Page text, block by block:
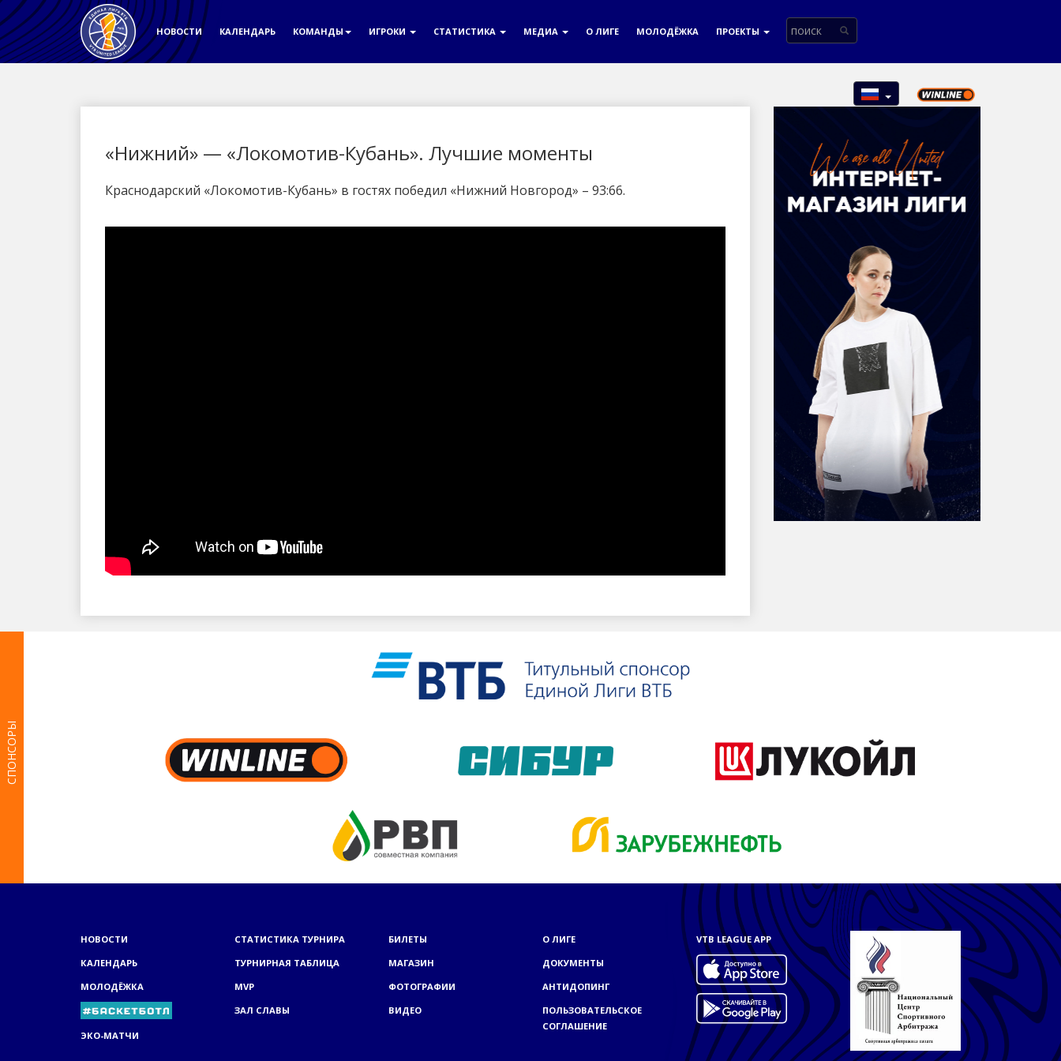
НОВОСТИ КАЛЕНДАРЬ КОМАНДЫ ИГРОКИ СТАТИСТИКА МЕДИА О ЛИГЕ МОЛОДЁЖКА ПРОЕКТЫ
«Нижний» — «Локомотив-Кубань». Лучшие моменты
Краснодарский «Локомотив-Кубань» в гостях победил «Нижний Новгород» – 93:66.
СПОНСОРЫ
НОВОСТИ
КАЛЕНДАРЬ
МОЛОДЁЖКА
ЭКО-МАТЧИ
СТАТИСТИКА ТУРНИРА
ТУРНИРНАЯ ТАБЛИЦА
MVP
ЗАЛ СЛАВЫ
БИЛЕТЫ
МАГАЗИН
ФОТОГРАФИИ
ВИДЕО
О ЛИГЕ
ДОКУМЕНТЫ
АНТИДОПИНГ
ПОЛЬЗОВАТЕЛЬСКОЕ
СОГЛАШЕНИЕ
VTB LEAGUE APP